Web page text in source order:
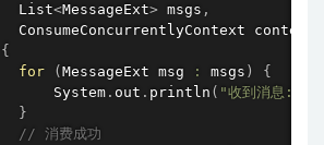
List
<MessageExt> msgs ,
ConsumeConcurrentlyContext context
{
for
( MessageExt msg : msgs )
{
System
. out . println ( "收到消息: "
}
// 消费成功